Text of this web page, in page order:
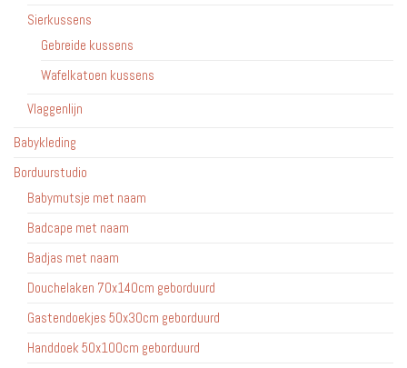
Sierkussens
Gebreide kussens
Wafelkatoen kussens
Vlaggenlijn
Babykleding
Borduurstudio
Babymutsje met naam
Badcape met naam
Badjas met naam
Douchelaken 70x140cm geborduurd
Gastendoekjes 50x30cm geborduurd
Handdoek 50x100cm geborduurd